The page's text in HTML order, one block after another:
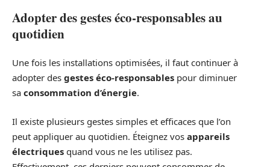
Adopter des gestes éco-responsables au
quotidien
Une fois les installations optimisées, il faut continuer à
adopter des gestes éco-responsables pour diminuer
sa consommation d’énergie.
Il existe plusieurs gestes simples et efficaces que l’on
peut appliquer au quotidien. Éteignez vos appareils
électriques quand vous ne les utilisez pas.